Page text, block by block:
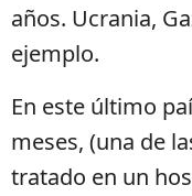
años. Ucrania,
ejemplo.
En este último
meses, (una de
tratado en un